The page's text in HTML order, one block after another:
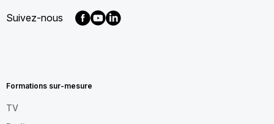
Suivez-nous
FR
Formations sur-mesure
TV